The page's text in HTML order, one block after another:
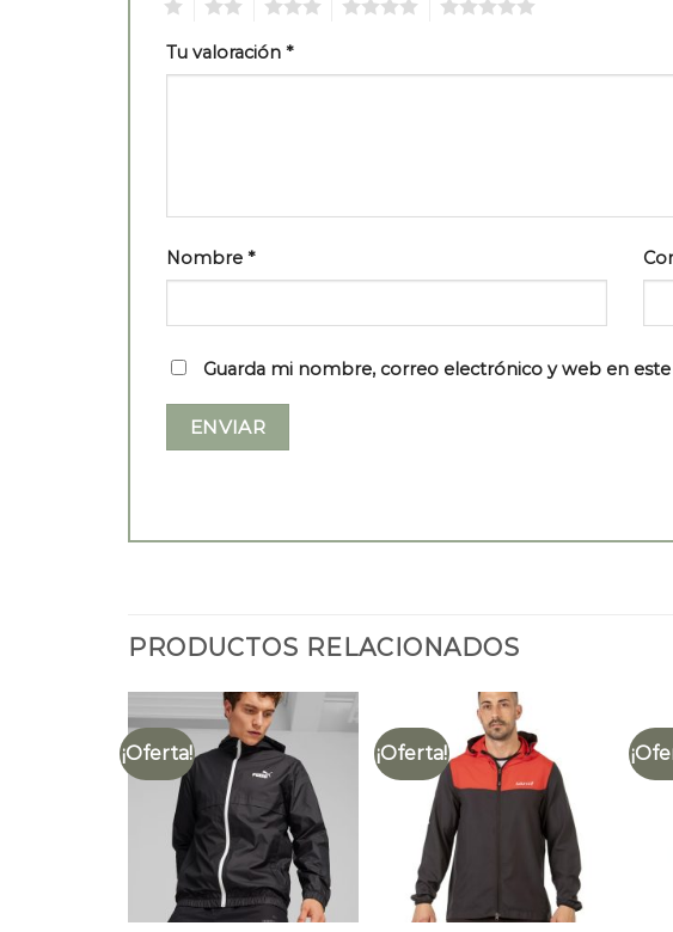
Tu valoración *
Nombre *
Guarda mi nombre, correo electrónico y web en
PRODUCTOS RELACIONADOS
¡Oferta! ¡Oferta!